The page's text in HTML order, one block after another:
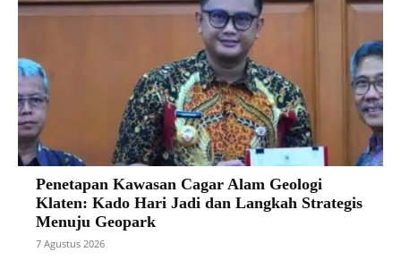
Penetapan Kawasan Cagar Alam Geologi
Klaten: Kado Hari Jadi dan Langkah Strategis
Menuju Geopark
7 Agustus 2026